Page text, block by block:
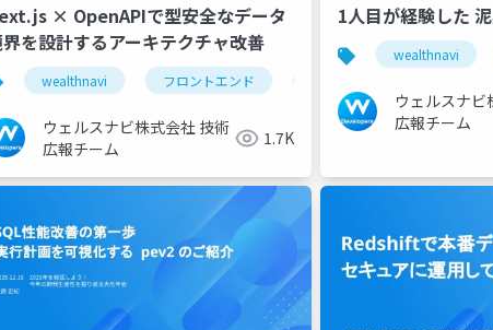
× OpenAPIで型安全なデータ
を設計するアーキテクチャ改善
wealthnavi フロントエンド
ウェルスナビ株式会社 技術
広報チーム
1.7K
1人目が経験した
wealthnavi
ウェルスナビ
広報チーム